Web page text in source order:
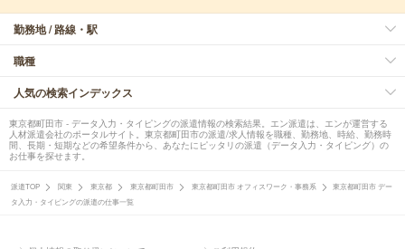
勤務地 / 路線・駅
職種
人気の検索インデックス
東京都町田市 - データ入力・タイピングの派遣情報の検索結果。エン派遣は、エンが運営する
人材派遣会社のポータルサイト。東京都町田市の派遣/求人情報を職種、勤務地、時給、勤務時
間、長期・短期などの希望条件から、あなたにピッタリの派遣（データ入力・タイピング）の
お仕事を探せます。
派遣TOP 関東 東京都 東京都町田市 東京都町田市 オフィスワーク・事務系
東京都町田市 デー
タ入力・タイピングの派遣の仕事一覧